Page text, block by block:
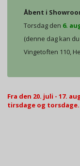
Åbent i
Torsdag den 6.
(denne dag kan
Vingetoften 110,
Fra den 20. juli - 17.
tirsdage og torsdage.